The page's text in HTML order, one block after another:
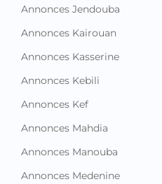
Annonces Jendouba
Annonces Kairouan
Annonces Kasserine
Annonces Kebili
Annonces Kef
Annonces Mahdia
Annonces Manouba
Annonces Medenine